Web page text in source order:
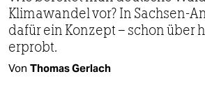
Klimawandel vor? In Sachsen-
dafür ein Konzept – schon über
erprobt.
Von Thomas Gerlach